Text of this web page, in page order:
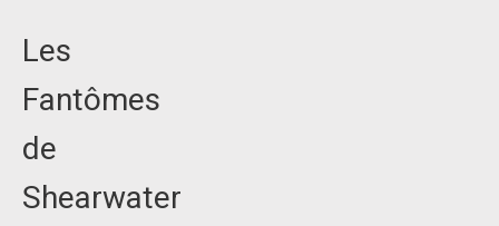
Les
Fantômes
de
Shearwater